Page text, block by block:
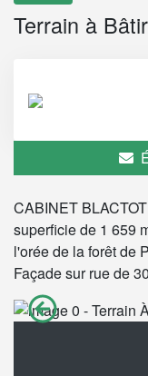
Terrain à
CABINET
superficie de 1 659
l'orée de la forêt de
Façade sur rue de